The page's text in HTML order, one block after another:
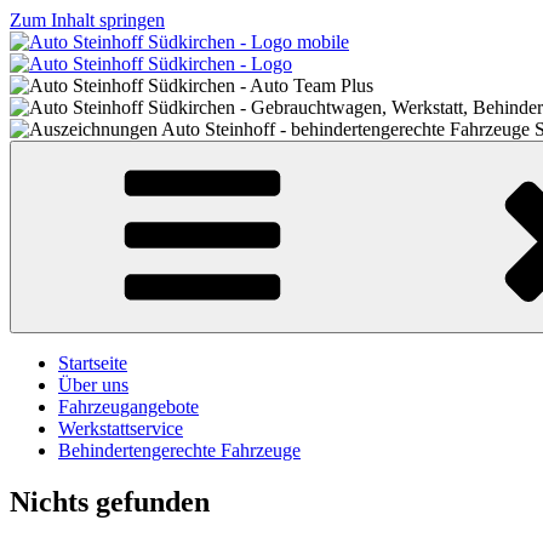
Zum Inhalt springen
Startseite
Über uns
Fahrzeugangebote
Werkstattservice
Behindertengerechte Fahrzeuge
Nichts gefunden